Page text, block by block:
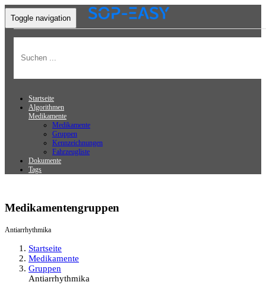
Toggle navigation
Startseite
Algorithmen
Medikamente
Medikamente
Gruppen
Kennzeichnungen
Fahrzeugliste
Dokumente
Tags
Medikamentengruppen
Antiarrhythmika
Startseite
Medikamente
Gruppen
Antiarrhythmika